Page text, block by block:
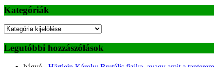
Kategóriák
Kategóriák
Legutóbbi hozzászólások